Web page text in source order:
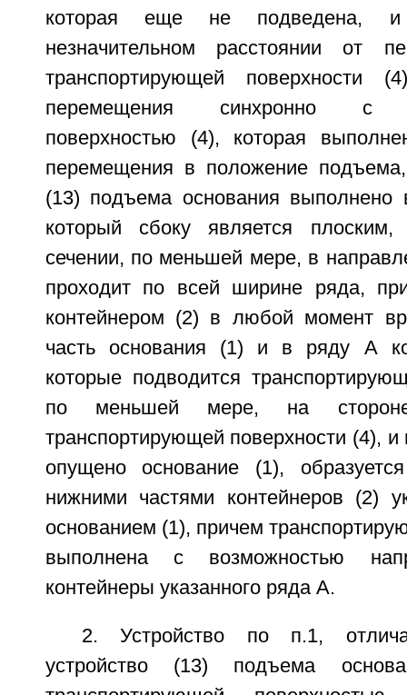
которая еще не подведена, и
незначительном расстоянии от
транспортирующей поверхности
перемещения синхронно с
поверхностью (4), которая
перемещения в положение подъема,
(13) подъема основания выполнено
который сбоку является плоским,
сечении, по меньшей мере, в
проходит по всей ширине ряда,
контейнером (2) в любой момент
часть основания (1) и в ряду А
которые подводится
по меньшей мере, на
транспортирующей поверхности (4), и
опущено основание (1),
нижними частями контейнеров (2)
основанием (1), причем
выполнена с возможностью
контейнеры указанного ряда А.
2. Устройство по п.1,
устройство (13) подъема